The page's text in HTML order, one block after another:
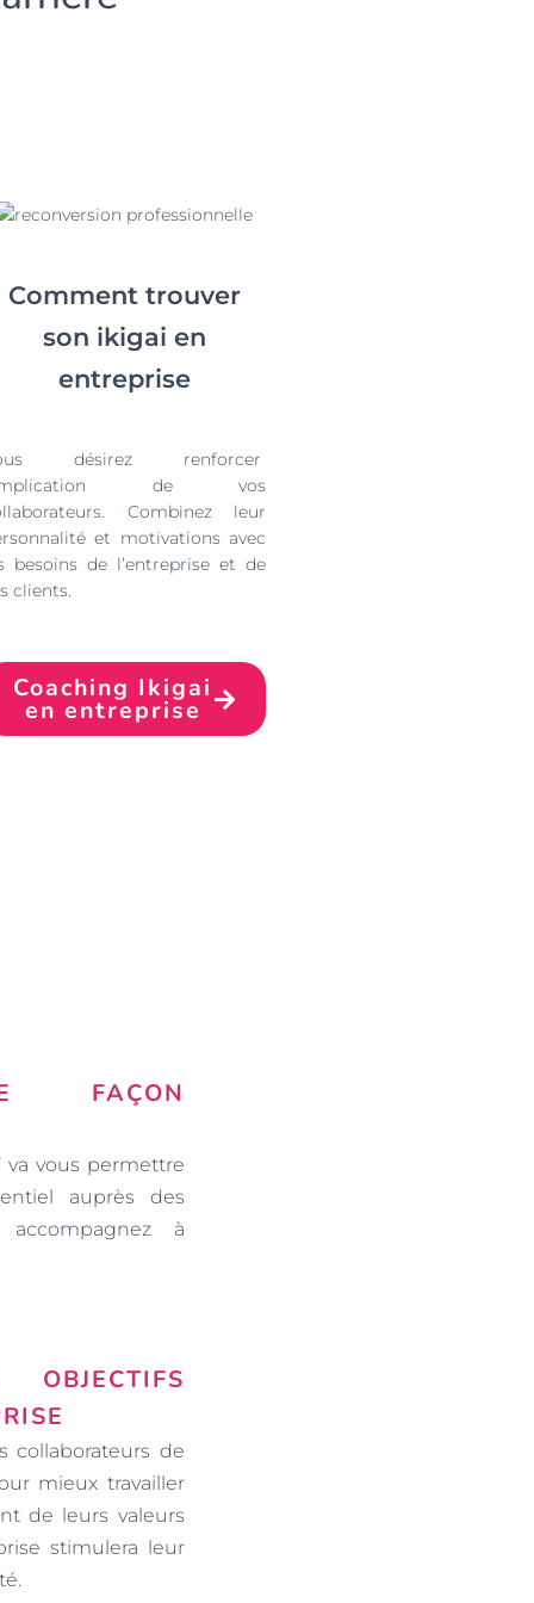
Comment trouver
son ikigai en
entreprise
désirez renforcer
de vos
Combinez leur
et motivations avec
besoins de l’entreprise et de
clients.
Coaching Ikigai
en entreprise
FAÇON
va vous permettre
auprès des
à
collaborateurs de
mieux travailler
de leurs valeurs
stimulera leur